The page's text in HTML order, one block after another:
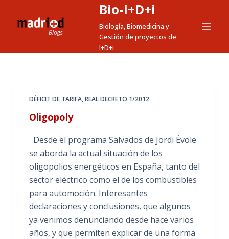
t
Bio-I+D+i
Biología, Biomedicina y
Gestión de proyectos de
I+D+i
DÉFICIT DE TARIFA,REAL DECRETO 1/2012
Oligopoly
Desde el programa Salvados de Jordi Évole
se aborda la actual situación de los
oligopolios energéticos en España, tanto del
sector eléctrico como el de los combustibles
para automoción. Interesantes
declaraciones y conclusiones, que algunos
ya venimos denunciando desde hace varios
años, y que permiten explicar de una forma